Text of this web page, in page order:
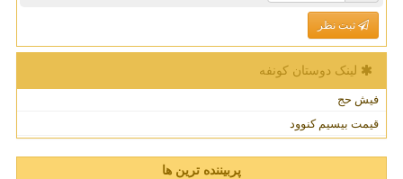
ثبت نظر
لینک دوستان كونفه
فیش حج
قیمت بیسیم کنوود
پربیننده ترین ها